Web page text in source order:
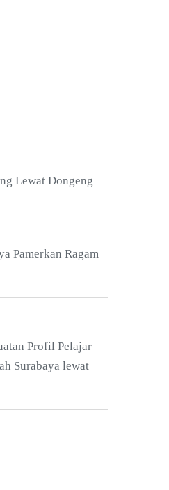
Lewat Dongeng
Pamerkan Ragam
Profil Pelajar
Surabaya lewat